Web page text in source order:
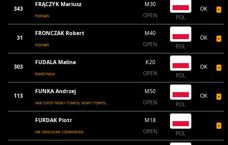
343
FRĄCZYK Mariusz
POZNAŃ
M30
OPEN
POL
OK
31
FRONCZAK Robert
POZNAŃ
M40
OPEN
POL
OK
303
FUDALA Malina
ROKIETNICA
K20
OPEN
POL
OK
113
FUNKA Andrzej
NKB CHYŻY NOWY TOMYŚL NOWY TOMYŚL
M50
OPEN
POL
OK
FURDAK Piotr
NIE ZRZESZONY CZERWIEŃSK
M18
OPEN
POL